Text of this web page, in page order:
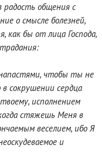
общения с
о смысле болезней,
как бы от лица Господа,
чтобы ты не
сокрушении сердца
исполнением
стяжешь Меня в
веселием, ибо Я
и